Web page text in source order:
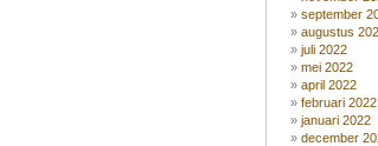
september
augustus
juli 2022
mei 2022
april 2022
februari 2022
januari 2022
december